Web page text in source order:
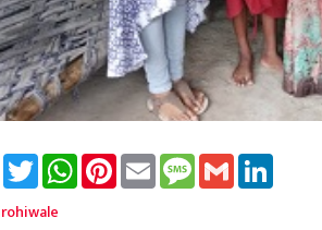
FacebookTwitterWhatsAppPinterest
Email Message
Gmail